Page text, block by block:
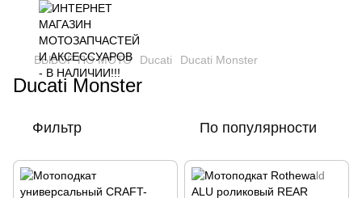
ВЫБОР ПО МОТО Ducati Ducati Monster
Ducati Monster
Фильтр По популярности